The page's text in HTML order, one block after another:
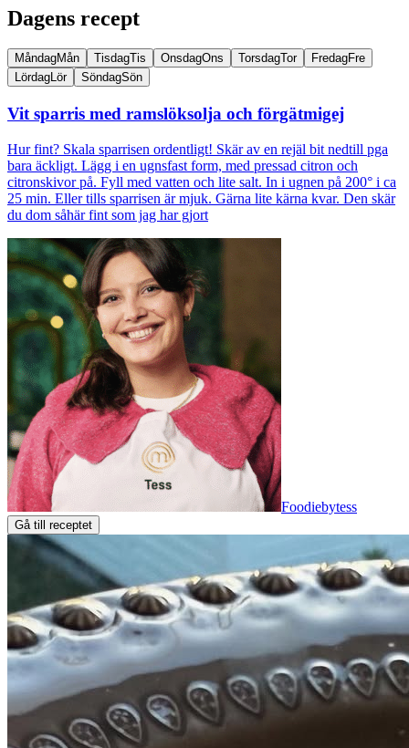
Dagens recept
MåndagMån TisdagTis OnsdagOns TorsdagTor FredagFre
LördagLör SöndagSön
Vit sparris med ramslöksolja och förgätmigej
Hur fint? Skala sparrisen ordentligt! Skär av en rejäl bit nedtill pga
bara äckligt. Lägg i en ugnsfast form, med pressad citron och
citronskivor på. Fyll med vatten och lite salt. In i ugnen på 200° i ca
25 min. Eller tills sparrisen är mjuk. Gärna lite kärna kvar. Den skär
du dom såhär fint som jag har gjort
Foodiebytess
Gå till receptet